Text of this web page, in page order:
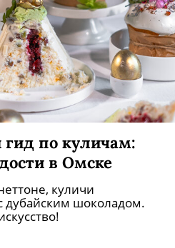
по куличам:
в Омске
куличи
дубайским шоколадом.